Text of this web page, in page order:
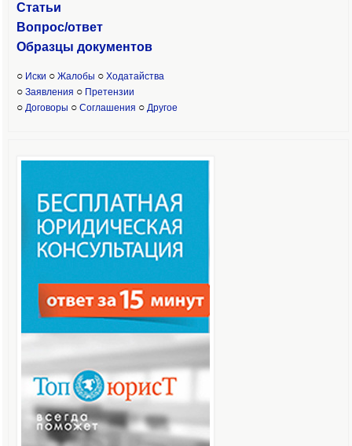
Статьи
Вопрос/ответ
Образцы документов
○ Иски ○ Жалобы ○ Ходатайства
○ Заявления ○ Претензии
○ Договоры ○ Соглашения ○ Другое